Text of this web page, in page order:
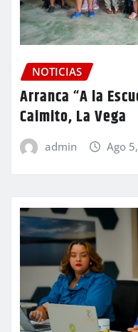
NOTICIAS
Arranca “A la
Caimito, La Vega
admin Ago